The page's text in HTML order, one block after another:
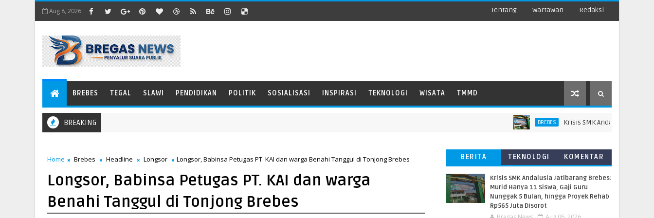
Aug 8, 2026 Tentang Wartawan Redaksi
BREBES TEGAL SLAWI PENDIDIKAN POLITIK SOSIALISASI INSPIRASI TEKNOLOGI WISATA TMMD
BREAKING BREBES Krisis SMK Andalusia Jatibarang
Home Brebes Headline Longsor Longsor, Babinsa Petugas PT. KAI dan warga Benahi Tanggul di Tonjong Brebes
Longsor, Babinsa Petugas PT. KAI dan warga
Benahi Tanggul di Tonjong Brebes
BERITA
TERBARU
TEKNOLOGI
KOMENTAR
Krisis SMK Andalusia Jatibarang Brebes:
Murid Hanya 11 Siswa, Gaji Guru
Nunggak 5 Bulan, hingga Proyek Rehab
Rp565 Juta Disorot